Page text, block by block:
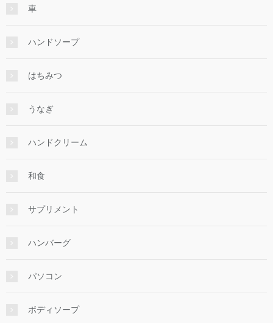
車
ハンドソープ
はちみつ
うなぎ
ハンドクリーム
和食
サプリメント
ハンバーグ
パソコン
ボディソープ